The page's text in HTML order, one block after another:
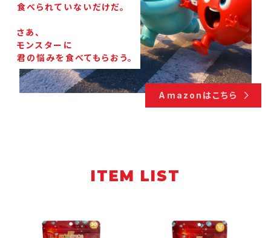
食べられていないだけだ。
さあ、
モンスターに
君の悩みを食べてもらおう。
Amazonはこちら
ITEM LIST